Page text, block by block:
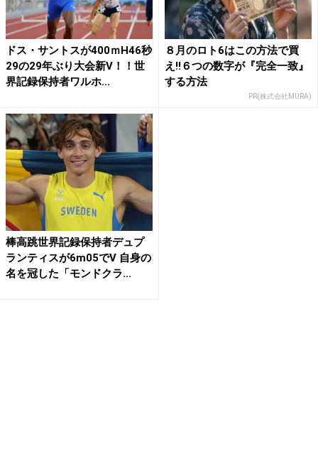
ドス・サントスが400ｍH46秒
29の29年ぶり大会新V！！世
界記録保持者ワルホ...
８月のロト6はこの方法で買
え!!６つの数字が『完全一致』
する方法
PR(株式会社MURA)
棒高跳世界記録保持者デュプ
ランティスが6m05でV 自身の
名を冠した「モンドクラ...